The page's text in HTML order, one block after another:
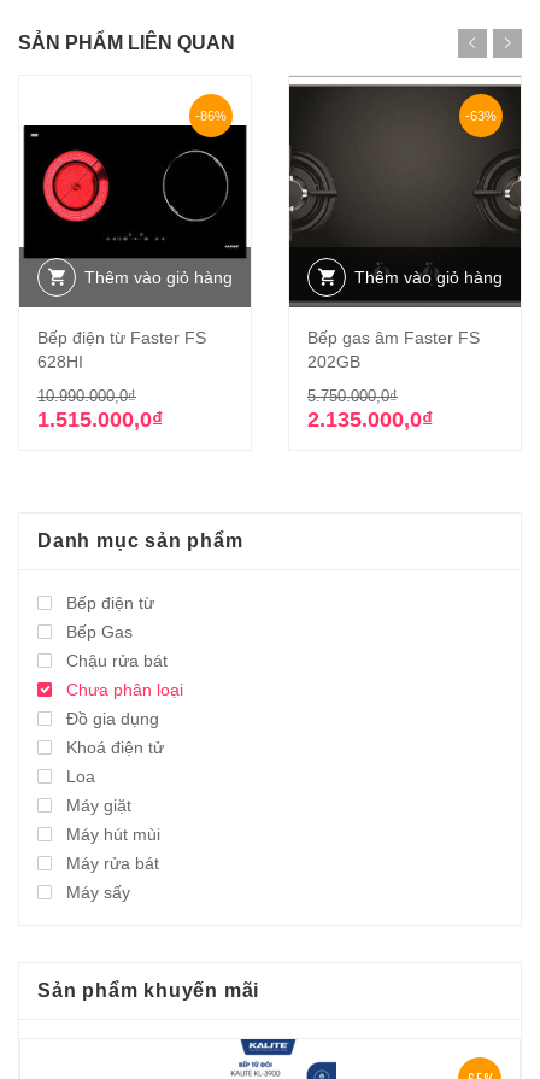
SẢN PHẨM LIÊN QUAN
-86%
Thêm vào giỏ hàng
Bếp điện từ Faster FS
628HI
10.990.000,0₫Giá
gốc
1.515.000,0₫
Giá
hiện
-63%
Thêm vào giỏ hàng
Bếp gas âm Faster FS
202GB
5.750.000,0₫Giá
gốc
2.135.000,0₫
Giá
hiện
Danh mục sản phẩm
Bếp điện từ
Bếp Gas
Chậu rửa bát
Chưa phân loại
Đồ gia dụng
Khoá điện tử
Loa
Máy giặt
Máy hút mùi
Máy rửa bát
Máy sấy
Sản phẩm khuyến mãi